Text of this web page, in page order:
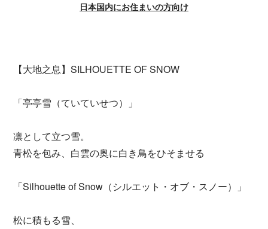
日本国内にお住まいの方向け
【大地之息】SILHOUETTE OF SNOW
「亭亭雪（ていていせつ）」
凛として立つ雪。
青松を包み、白雲の奥に白き鳥をひそませる
「Silhouette of Snow（シルエット・オブ・スノー）」
松に積もる雪、